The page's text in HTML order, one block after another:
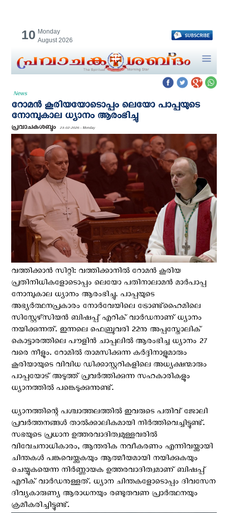
10 Monday
August 2026
News
റോമൻ കൂരിയയോടൊപ്പം ലെയോ പാപ്പയുടെ
നോമ്പുകാല ധ്യാനം ആരംഭിച്ചു
പ്രവാചകശബ്ദം 23-02-2026 - Monday
വത്തിക്കാന്‍ സിറ്റി: വത്തിക്കാനിൽ റോമൻ കൂരിയ
പ്രതിനിധികളോടൊപ്പം ലെയോ പതിനാലാമൻ മാർപാപ്പ
നോമ്പുകാല ധ്യാനം ആരംഭിച്ചു. പാപ്പയുടെ
അഭ്യർത്ഥനപ്രകാരം നോർവേയിലെ ട്രോണ്ട്ഹൈമിലെ
സിസ്റ്റേഴ്‌സിയൻ ബിഷപ്പ് എറിക് വാർഡനാണ് ധ്യാനം
നയിക്കുന്നത്. ഇന്നലെ ഫെബ്രുവരി 22നു അപ്പസ്തോലിക്
കൊട്ടാരത്തിലെ പൗളിൻ ചാപ്പലിൽ ആരംഭിച്ച ധ്യാനം 27
വരെ നീളും. റോമിൽ താമസിക്കുന്ന കർദ്ദിനാളുമാരും
കൂരിയായുടെ വിവിധ ഡിക്കാസ്റ്ററികളിലെ അധ്യക്ഷന്മാരും
പാപ്പയോട് അടുത്ത് പ്രവര്‍ത്തിക്കുന്ന സഹകാരികളും
ധ്യാനത്തിൽ പങ്കെടുക്കുന്നുണ്ട്.
ധ്യാനത്തിന്റെ പശ്ചാത്തലത്തില്‍ ഇവരുടെ പതിവ് ജോലി
പ്രവർത്തനങ്ങൾ താൽക്കാലികമായി നിർത്തിവെച്ചിട്ടുണ്ട്.
സഭയുടെ പ്രധാന ഉത്തരവാദിത്വമുള്ളവരിൽ
വിവേചനാധികാരം, ആന്തരിക നവീകരണം എന്നിവയ്ക്കായി
ചിന്തകള്‍ പങ്കുവെയ്ക്കുകയും ആത്മീയമായി നയിക്കുകയും
ചെയ്യുകയെന്ന നിര്‍ണ്ണായക ഉത്തരവാദിത്വമാണ് ബിഷപ്പ്
എറിക് വാർഡനുള്ളത്. ധ്യാന ചിന്തകളോടൊപ്പം ദിവസേന
ദിവ്യകാരുണ്യ ആരാധനയും രണ്ടുതവണ പ്രാർത്ഥനയും
ക്രമീകരിച്ചിട്ടുണ്ട്.